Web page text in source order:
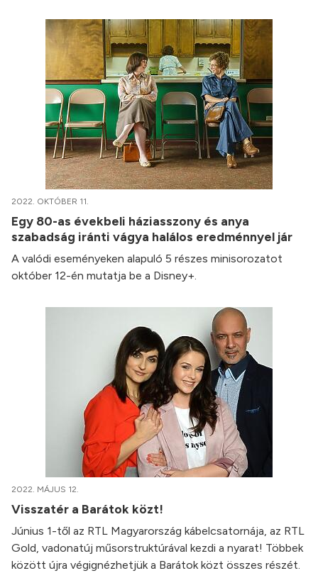
2022. OKTÓBER 11.
Egy 80-as évekbeli háziasszony és anya
szabadság iránti vágya halálos eredménnyel jár
A valódi eseményeken alapuló 5 részes minisorozatot
október 12-én mutatja be a Disney+.
2022. MÁJUS 12.
Visszatér a Barátok közt!
Június 1-től az RTL Magyarország kábelcsatornája, az RTL
Gold, vadonatúj műsorstruktúrával kezdi a nyarat! Többek
között újra végignézhetjük a Barátok közt összes részét.